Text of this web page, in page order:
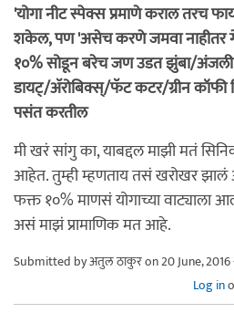
'योगा नीट स्पेक्स प्रमाणे कराल तरच
शकेल, पण 'असेच करणे जमवा नाहीतर
१०% सोडून बरेच जण उडत झुंबा/
डायट्/अ‍ॅरोबिक्स्/फॅट कटर/ग्रीन
पसंत करतील
मी खरं सांगु का, याबद्दल माझी मतं
आहेत. तुम्ही म्हणताय तसं खरोखर झालं
फक्त १०% माणसं योगाच्या वाट्याला
असं माझं प्रामाणिक मत आहे.
Submitted byअतुल ठाकुरon 20 June, 2016
Log in